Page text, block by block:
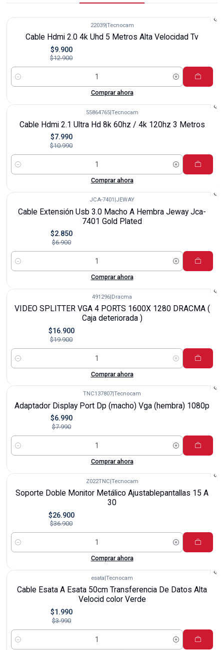
22039|Tecnocam
Cable Hdmi 2.0 4k Uhd 5 Metros Alta Velocidad Tv
$9.900
$12.900
Cantidad
Comprar ahora
55864765| Tecnocam
Cable Hdmi 2.1 Ultra Hd 8k 60hz / 4k 120hz 3 Metros
$7.990
$10.990
Cantidad
Comprar ahora
JCA-7401 JEWAY
Cable Extensión Usb 3.0 Macho A Hembra Jeway Jca-
7401 Gold Plated
$2.850
$6.900
Cantidad
Comprar ahora
491296|Dracma
VIDEO SPLITTER VGA 4 PORTS 1600X 1280 DRACMA (
Caja deteriorada )
$16.900
$19.900
Cantidad
Comprar ahora
TNC137807 Tecnocam
Adaptador Display Port Dp (macho) Vga (hembra) 1080p
$6.990
$7.990
Cantidad
Comprar ahora
Z022TNC|Tecnocam
Soporte Doble Monitor Metálico Ajustablepantallas 15 A
30
$26.900
$36.900
Cantidad
Comprar ahora
esata|Tecnocam
Cable Esata A Esata 50cm Transferencia De Datos Alta
Velocid color Verde
$1.990
$3.990
Cantidad